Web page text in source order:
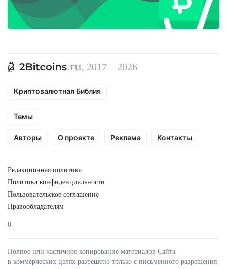
, 2017—2026
Криптовалютная Библия
Темы
Авторы О проекте Реклама Контакты
Редакционная политика
Политика конфиденциальности
Пользовательское соглашение
Правообладателям
0
Полное или частичное копирование материалов Сайта
в коммерческих целях разрешено только с письменного разрешения